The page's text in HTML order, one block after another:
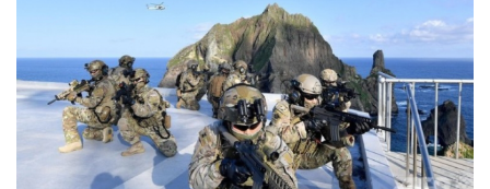
Thể thao
Bóng đá
Lịch thi đấu bóng đá
Thế giới thể thao
eSports
Hậu trường
Ô tô - Xe máy
Ô tô
Xe máy
Tư vấn